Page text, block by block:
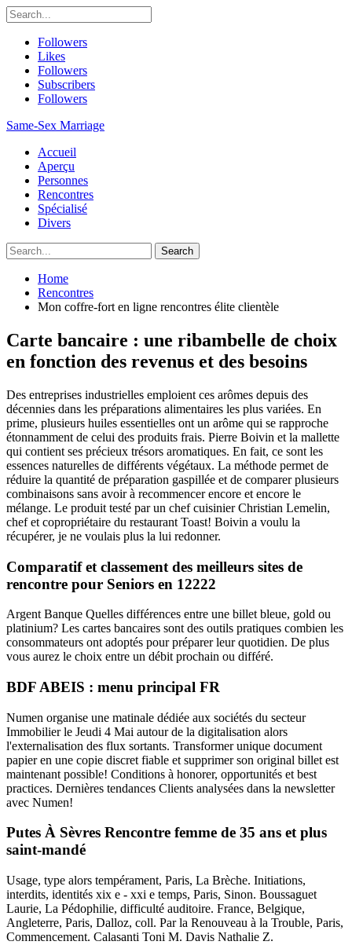
Followers
Likes
Followers
Subscribers
Followers
Same-Sex Marriage
Accueil
Aperçu
Personnes
Rencontres
Spécialisé
Divers
Home
Rencontres
Mon coffre-fort en ligne rencontres élite clientèle
Carte bancaire : une ribambelle de choix
en fonction des revenus et des besoins
Des entreprises industrielles emploient ces arômes depuis des
décennies dans les préparations alimentaires les plus variées. En
prime, plusieurs huiles essentielles ont un arôme qui se rapproche
étonnamment de celui des produits frais. Pierre Boivin et la mallette
qui contient ses précieux trésors aromatiques. En fait, ce sont les
essences naturelles de différents végétaux. La méthode permet de
réduire la quantité de préparation gaspillée et de comparer plusieurs
combinaisons sans avoir à recommencer encore et encore le
mélange. Le produit testé par un chef cuisinier Christian Lemelin,
chef et copropriétaire du restaurant Toast! Boivin a voulu la
récupérer, je ne voulais plus la lui redonner.
Comparatif et classement des meilleurs sites de
rencontre pour Seniors en 12222
Argent Banque Quelles différences entre une billet bleue, gold ou
platinium? Les cartes bancaires sont des outils pratiques combien les
consommateurs ont adoptés pour préparer leur quotidien. De plus
vous aurez le choix entre un débit prochain ou différé.
BDF ABEIS : menu principal FR
Numen organise une matinale dédiée aux sociétés du secteur
Immobilier le Jeudi 4 Mai autour de la digitalisation alors
l'externalisation des flux sortants. Transformer unique document
papier en une copie discret fiable et supprimer son original billet est
maintenant possible! Conditions à honorer, opportunités et best
practices. Dernières tendances Clients analysées dans la newsletter
avec Numen!
Putes À Sèvres Rencontre femme de 35 ans et plus
saint-mandé
Usage, type alors tempérament, Paris, La Brèche. Initiations,
interdits, identités xix e - xxi e temps, Paris, Sinon. Boussaguet
Laurie, La Pédophilie, difficulté auditoire. France, Belgique,
Angleterre, Paris, Dalloz, coll. Par la Renouveau à la Trouble, Paris,
Commencement. Calasanti Toni M. Davis Nathalie Z.